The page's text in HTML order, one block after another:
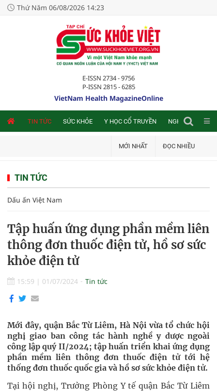
Thứ Năm 06/08/2026 14:23
E-ISSN 2734 - 9756
P-ISSN 2815 - 6285
VietNam Health MagazineOnline
TIN TỨC SỨC KHỎE Y HỌC CỔ TRUYỀN NGHIÊN CỨU
MỚI NHẤT ĐỌC NHIỀU
TIN TỨC
Dấu ấn Việt Nam
Tập huấn ứng dụng phần mềm liên
thông đơn thuốc điện tử, hồ sơ sức
khỏe điện tử
15:59 | 01/07/2024 Tin tức
Mới đây, quận Bắc Từ Liêm, Hà Nội vừa tổ chức hội
nghị giao ban công tác hành nghề y dược ngoài
công lập quý II/2024; tập huấn triển khai ứng dụng
phần mềm liên thông đơn thuốc điện tử tới hệ
thống đơn thuốc quốc gia và hồ sơ sức khỏe điện tử.
Tại hội nghị, Trưởng Phòng Y tế quận Bắc Từ Liêm